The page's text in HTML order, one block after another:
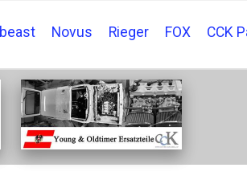
Novus Rieger FOX CCK